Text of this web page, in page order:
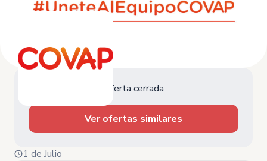
Oferta cerrada
Ver ofertas similares
1 de Julio